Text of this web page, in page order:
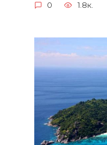
0 1.8к.